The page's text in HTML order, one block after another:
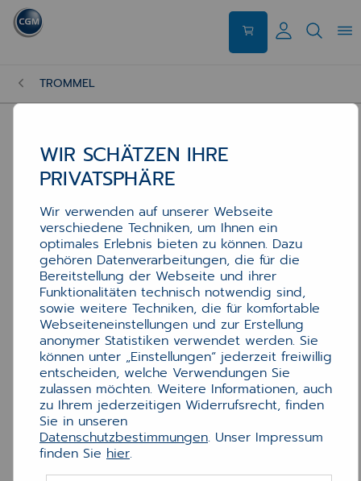
TROMMEL
WIR SCHÄTZEN IHRE
PRIVATSPHÄRE
Wir verwenden auf unserer Webseite
verschiedene Techniken, um Ihnen ein
optimales Erlebnis bieten zu können. Dazu
gehören Datenverarbeitungen, die für die
Bereitstellung der Webseite und ihrer
Funktionalitäten technisch notwendig sind,
sowie weitere Techniken, die für komfortable
Webseiteneinstellungen und zur Erstellung
anonymer Statistiken verwendet werden. Sie
können unter „Einstellungen“ jederzeit freiwillig
entscheiden, welche Verwendungen Sie
zulassen möchten. Weitere Informationen, auch
zu Ihrem jederzeitigen Widerrufsrecht, finden
Sie in unseren
Datenschutzbestimmungen. Unser Impressum
finden Sie hier.